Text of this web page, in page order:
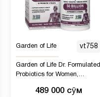
Garden of Life vt758
Garden of Life Dr. Formulated
Probiotics for Women,
приема один раз в день, 50
489 000 сӯм